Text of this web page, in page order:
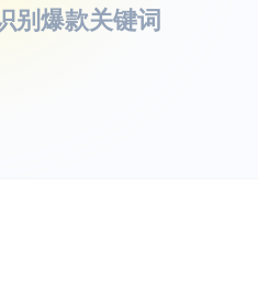
别爆款关键词